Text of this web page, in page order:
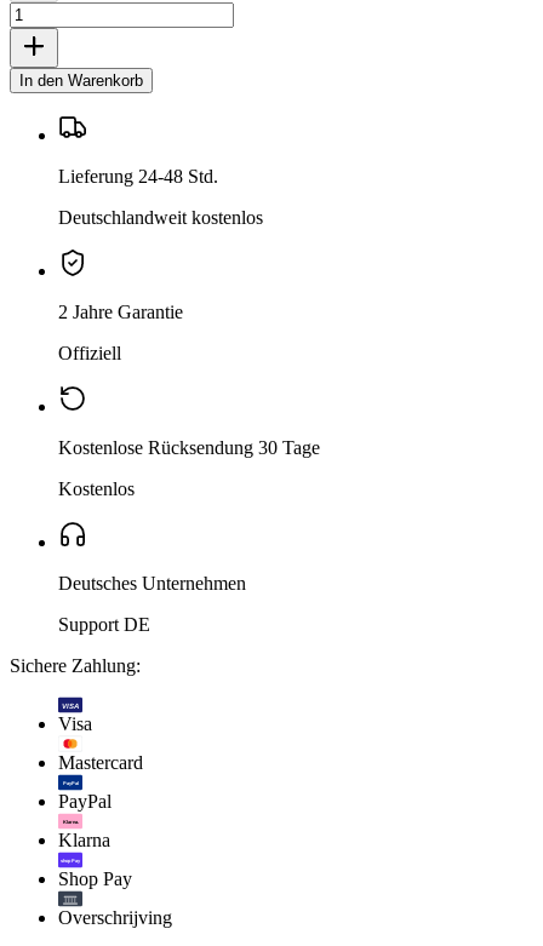
In den Warenkorb
Lieferung 24-48 Std.
Deutschlandweit kostenlos
2 Jahre Garantie
Offiziell
Kostenlose Rücksendung 30 Tage
Kostenlos
Deutsches Unternehmen
Support DE
Sichere Zahlung:
VISA
Visa
Mastercard
PayPal
PayPal
Klarna.
Klarna
shop Pay
Shop Pay
Overschrijving